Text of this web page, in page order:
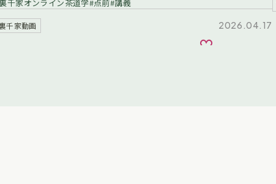
千家オンライン茶道学 点前 講義
千家動画 2026.04.17
お気に入り